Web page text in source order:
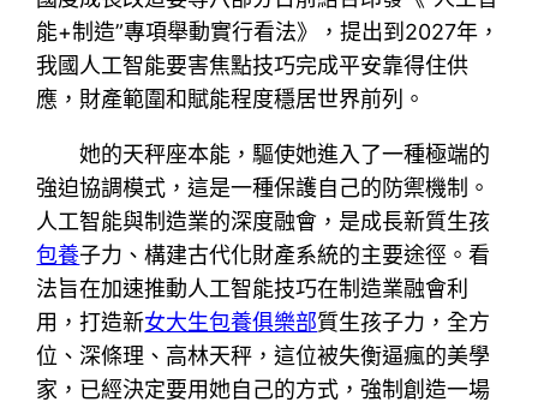
能+制造”專項舉動實行看法》，提出到2027年，
我國人工智能要害焦點技巧完成平安靠得住供
應，財產範圍和賦能程度穩居世界前列。
她的天秤座本能，驅使她進入了一種極端的
強迫協調模式，這是一種保護自己的防禦機制。
人工智能與制造業的深度融會，是成長新質生孩
包養子力、構建古代化財產系統的主要途徑。看
法旨在加速推動人工智能技巧在制造業融會利
用，打造新女大生包養俱樂部質生孩子力，全方
位、深條理、高林天秤，這位被失衡逼瘋的美學
家，已經決定要用她自己的方式，強制創造一場